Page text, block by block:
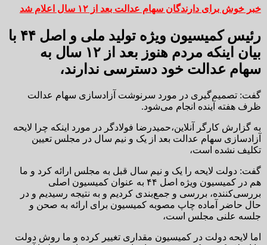
خبر خوش برای دارندگان سهام عدالت بعد از ۱۲ سال اعلام شد
رئیس کمیسیون ویژه تولید ملی و اصل ۴۴ با
بیان اینکه مردم هنوز بعد از ۱۲ سال به
سهام عدالت خود دسترسی ندارند،
گفت:‌ تصمیم‌گیری در مورد سرنوشت آزادسازی سهام عدالت
ظرف هفته آینده انجام می‌شود.
به گزارش کارگر آنلاین،حمیدرضا فولادگر در مورد اینکه چرا لایحه
آزادسازی سهام عدالت بعد از یک و نیم سال در مجلس تعیین
تکلیف نشده است،
گفت: دولت لایحه را یک و نیم سال قبل به مجلس ارائه کرد و ما
هم در کمیسیون ویژه اصل ۴۴ به عنوان کمیسیون اصلی
بررسی‌کننده، بررسی و جمع‌بندی کردیم و به نتیجه رسیدیم و در
حال حاضر آماده چاپ مصوبه کمیسیون برای ارائه به صحن و
جلسه علنی مجلس است،
اما لایحه دولت در کمیسیون مقداری تغییر کرده و ما روش دولت